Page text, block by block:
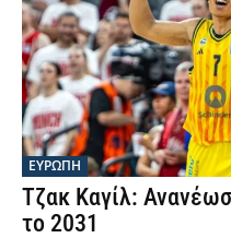
ΕΥΡΩΠΗ
Τζακ Καγίλ:
το 2031